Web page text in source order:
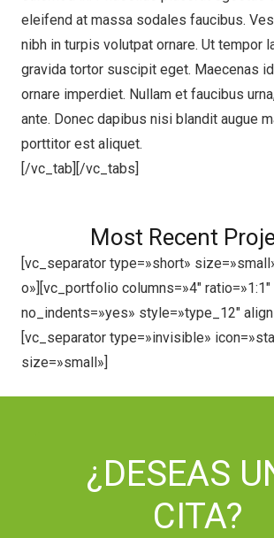
eleifend at massa sodales faucibus.
nibh in turpis volutpat ornare. Ut tempor
gravida tortor suscipit eget. Maecenas
ornare imperdiet. Nullam et faucibus
ante. Donec dapibus nisi blandit augue
porttitor est aliquet.
[/vc_tab][/vc_tabs]
Most Recent
[vc_separator type=»short»
o»][vc_portfolio columns=»4″ ratio=»1:1″
no_indents=»yes» style=»type_12″
[vc_separator type=»invisible»
size=»small»]
¿DESEAS
CITA?